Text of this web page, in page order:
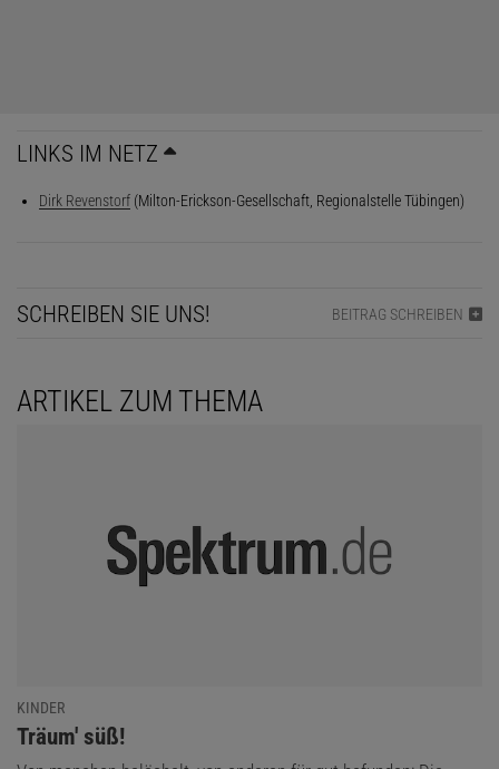
LINKS IM NETZ
Dirk Revenstorf (Milton-Erickson-Gesellschaft, Regionalstelle Tübingen)
SCHREIBEN SIE UNS! BEITRAG SCHREIBEN
ARTIKEL ZUM THEMA
KINDER
:
Träum' süß!